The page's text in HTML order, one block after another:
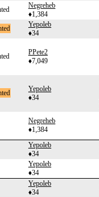
Negreheb
♦1,384
Yepoleb
♦34
PPete2
♦7,049
Yepoleb
♦34
Negreheb
♦1,384
Yepoleb
♦34
Yepoleb
♦34
Yepoleb
♦34